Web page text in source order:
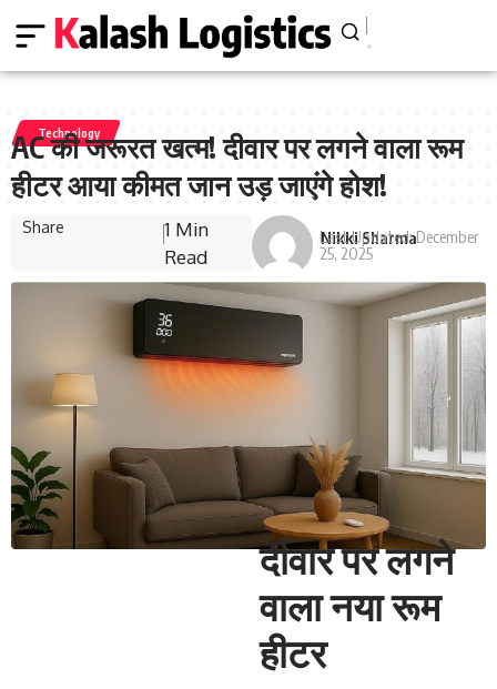
Technology
AC की जरूरत खत्म! दीवार पर लगने वाला रूम
हीटर आया कीमत जान उड़ जाएंगे होश!
Nikki Sharma
Last Updated: December
25, 2025
Share
1 Min
Read
दीवार पर लगने
वाला नया रूम
हीटर